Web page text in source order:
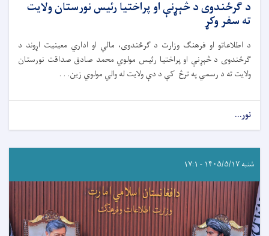
د ګرځندوی د څېړنې او پراختیا رئیس نورستان ولایت
ته سفر وکړ
د اطلاعاتو او فرهنګ وزارت د ګرځندوی، مالي او اداري معینیت اړوند د
ګرځندوی د څېړنې او پراختیا رئیس مولوي محمد صادق صداقت نورستان
ولایت ته د رسمي په ترڅ کې د دې ولایت له والي مولوي زین. . .
نور...
شنبه ۱۴۰۵/۵/۱۷ - ۱۷:۱